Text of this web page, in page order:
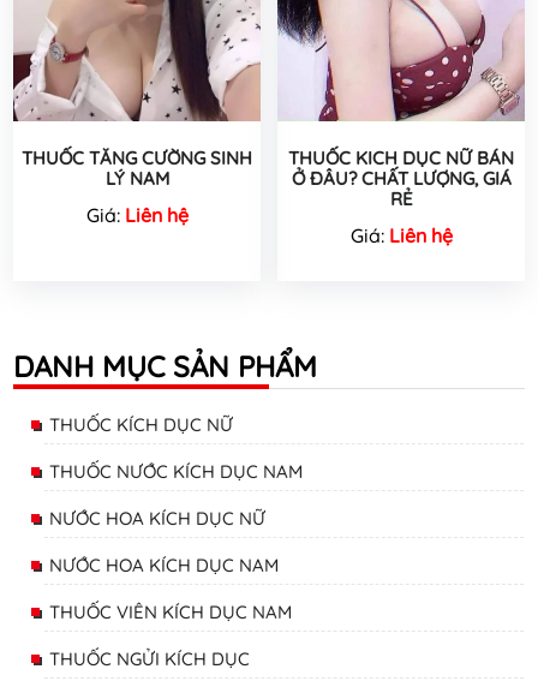
THUỐC TĂNG CƯỜNG SINH
LÝ NAM
Giá: Liên hệ
THUỐC KICH DỤC NỮ BÁN
Ở ĐÂU? CHẤT LƯỢNG, GIÁ
RẺ
Giá: Liên hệ
DANH MỤC SẢN PHẨM
THUỐC KÍCH DỤC NỮ
THUỐC NƯỚC KÍCH DỤC NAM
NƯỚC HOA KÍCH DỤC NỮ
NƯỚC HOA KÍCH DỤC NAM
THUỐC VIÊN KÍCH DỤC NAM
THUỐC NGỬI KÍCH DỤC